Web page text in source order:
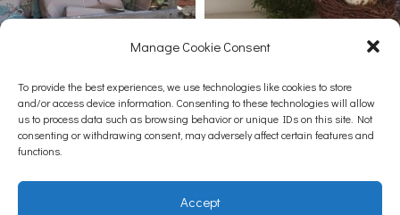
Manage Cookie Consent
To provide the best experiences, we use technologies like cookies to store
and/or access device information. Consenting to these technologies will allow
us to process data such as browsing behavior or unique IDs on this site. Not
consenting or withdrawing consent, may adversely affect certain features and
functions.
Accept
Afficher plus... Suivez-nous sur Instagram
Contacts